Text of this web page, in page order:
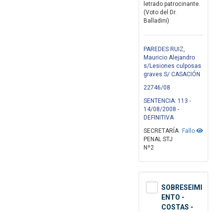
letrado patrocinante.
(Voto del Dr.
Balladini)
PAREDES RUIZ,
Mauricio Alejandro
s/Lesiones culposas
graves S/ CASACIÓN
22746/08
SENTENCIA: 113 -
14/08/2008 -
DEFINITIVA
Fallo
SECRETARÍA
PENAL STJ
Nº2
SOBRESEIMI
ENTO -
COSTAS -